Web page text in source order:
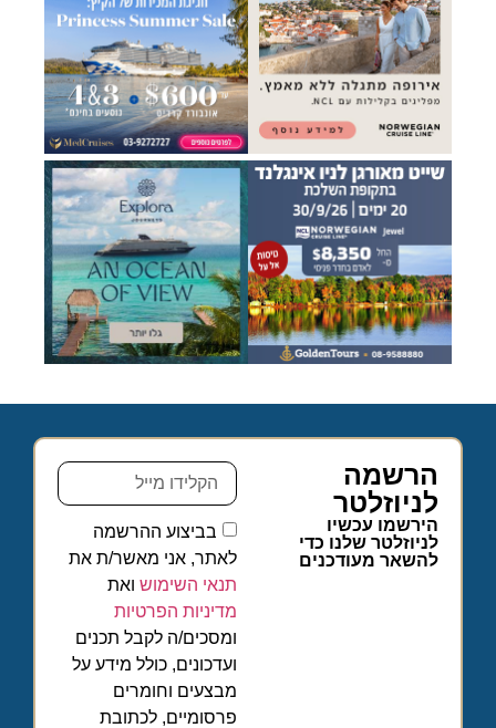
הרשמה
לניוזלטר
הירשמו עכשיו
לניוזלטר שלנו כדי
להשאר מעודכנים
בביצוע ההרשמה
לאתר, אני מאשר/ת את
תנאי השימוש ואת
מדיניות הפרטיות
ומסכים/ה לקבל תכנים
ועדכונים, כולל מידע על
מבצעים וחומרים
פרסומיים, לכתובת